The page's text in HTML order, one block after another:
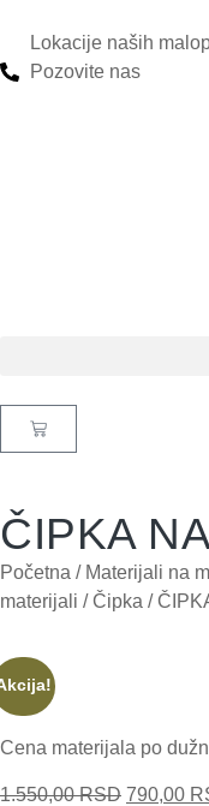
Lokacije naših
Pozovite nas
ČIPKA
Početna / Materijali na
materijali /Čipka /
Cena materijala po
1.550,00RSD 790,00